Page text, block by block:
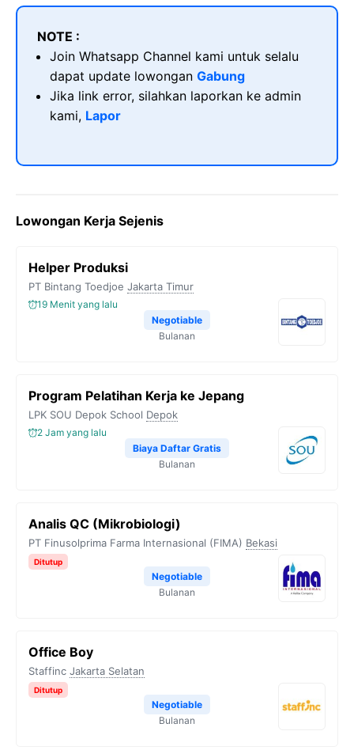
NOTE :
Join Whatsapp Channel kami untuk selalu
dapat update lowongan Gabung
Jika link error, silahkan laporkan ke admin
kami, Lapor
Lowongan Kerja Sejenis
Helper Produksi
PT Bintang Toedjoe Jakarta Timur
19 Menit yang lalu
Negotiable
Bulanan
Program Pelatihan Kerja ke Jepang
LPK SOU Depok School Depok
2 Jam yang lalu
Biaya Daftar Gratis
Bulanan
Analis QC (Mikrobiologi)
PT Finusolprima Farma Internasional (FIMA) Bekasi
Ditutup
Negotiable
Bulanan
Office Boy
Staffinc Jakarta Selatan
Ditutup
Negotiable
Bulanan